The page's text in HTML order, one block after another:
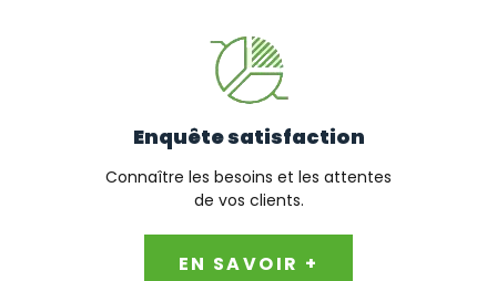
Enquête satisfaction
Connaître les besoins et les attentes
de vos clients.
EN SAVOIR +